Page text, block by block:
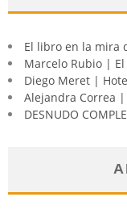
El libro en la mira
Marcelo Rubio |
Diego Meret |
Alejandra Correa |
DESNUDO